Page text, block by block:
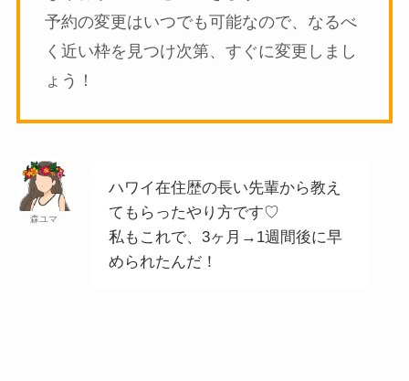
予約の変更はいつでも可能なので、なるべ
く近い枠を見つけ次第、すぐに変更しまし
ょう！
森ユマ
ハワイ在住歴の長い先輩から教え
てもらったやり方です♡
私もこれで、3ヶ月→1週間後に早
められたんだ！